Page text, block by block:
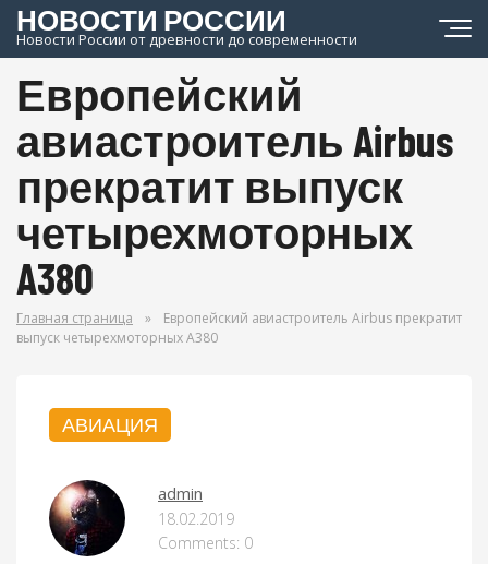
НОВОСТИ РОССИИ
Новости России от древности до современности
Европейский
авиастроитель Airbus
прекратит выпуск
четырехмоторных
A380
Главная страница »
Европейский авиастроитель Airbus прекратит
выпуск четырехмоторных A380
АВИАЦИЯ
admin
18.02.2019
Comments: 0